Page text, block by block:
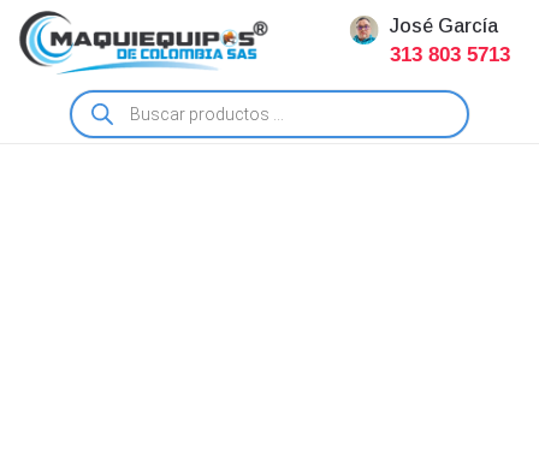
José García
313 803 5713
Búsqueda
de
productos